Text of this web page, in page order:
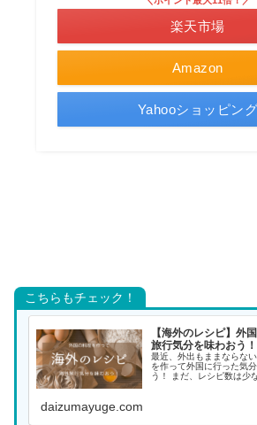
Amazon
楽天市場
Yahooショッピング
こちらもチェック！
【海外のレシピ】外
旅行気分を味わおう！
最近、外出もままならな
を作って外国に行った気
う！ まだ、レシピ数は少
daizumayuge.com